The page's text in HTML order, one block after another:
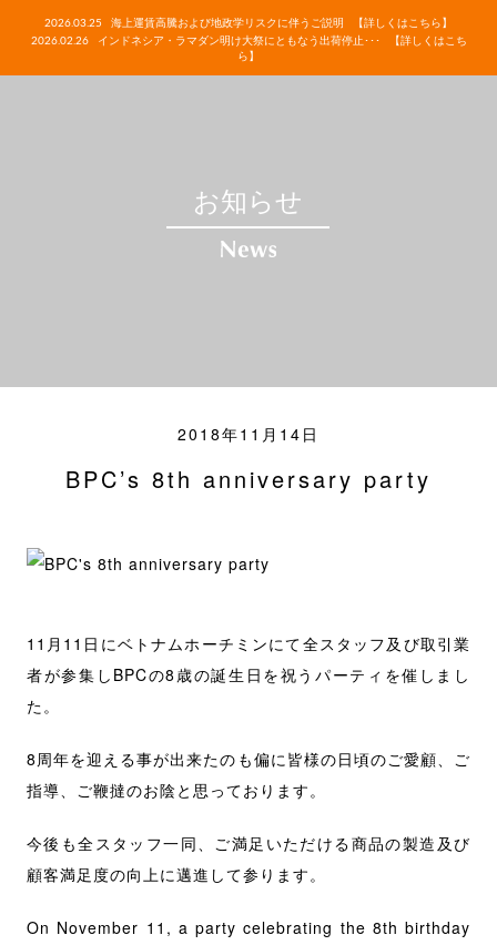
2026.03.25 海上運賃高騰および地政学リスクに伴うご説明
【詳しくはこちら】
2026.02.26
インドネシア・ラマダン明け大祭にともなう出荷停止･･･
【詳しくはこち
ら】
お知らせ
2018年11月14日
BPC’s 8th anniversary party
11月11日にベトナムホーチミンにて全スタッフ及び取引業
者が参集しBPCの8歳の誕生日を祝うパーティを催しまし
た。
8周年を迎える事が出来たのも偏に皆様の日頃のご愛顧、ご
指導、ご鞭撻のお陰と思っております。
今後も全スタッフ一同、ご満足いただける商品の製造及び
顧客満足度の向上に邁進して参ります。
On November 11, a party celebrating the 8th birthday